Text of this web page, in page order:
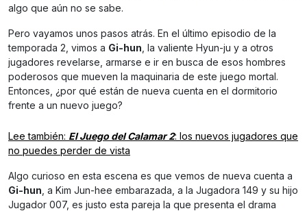
algo que aún no se sabe.
Pero vayamos unos pasos atrás. En el último episodio de la
temporada 2, vimos a Gi-hun , la valiente Hyun-ju y a otros
jugadores revelarse, armarse e ir en busca de esos hombres
poderosos que mueven la maquinaria de este juego mortal.
Entonces, ¿por qué están de nueva cuenta en el dormitorio
frente a un nuevo juego?
Lee también: El Juego del Calamar 2: los nuevos jugadores que
no puedes perder de vista
Algo curioso en esta escena es que vemos de nueva cuenta a
Gi-hun , a Kim Jun-hee embarazada, a la Jugadora 149 y su hijo
Jugador 007, es justo esta pareja la que presenta el drama